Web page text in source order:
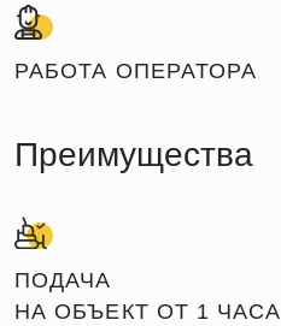
РАБОТА ОПЕРАТОРА
Преимущества
ПОДАЧА
НА ОБЪЕКТ ОТ 1 ЧАСА